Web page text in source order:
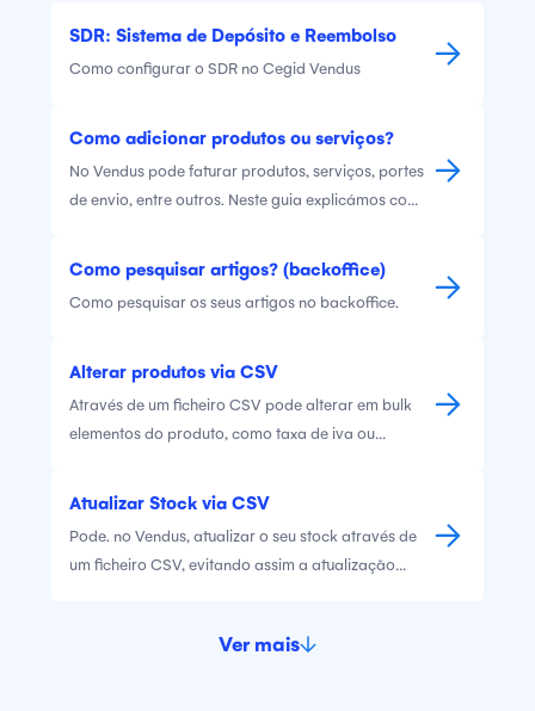
SDR: Sistema de Depósito e Reembolso
Como configurar o SDR no Cegid Vendus
Como adicionar produtos ou serviços?
No Vendus pode faturar produtos, serviços, portes
de envio, entre outros. Neste guia explicámos como
Como pesquisar artigos? (backoffice)
Como pesquisar os seus artigos no backoffice.
Alterar produtos via CSV
Através de um ficheiro CSV pode alterar em bulk
elementos do produto, como taxa de iva ou
Atualizar Stock via CSV
Pode. no Vendus, atualizar o seu stock através de
um ficheiro CSV, evitando assim a atualização
Ver mais